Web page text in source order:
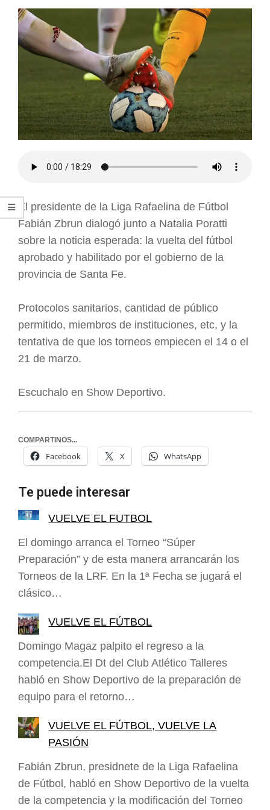
ARGENTINA
El presidente de la Liga Rafaelina de Fútbol
Fabián Zbrun dialogó junto a Natalia Poratti
sobre la noticia esperada: la vuelta del fútbol
aprobado y habilitado por el gobierno de la
provincia de Santa Fe.
Protocolos sanitarios, cantidad de público
permitido, miembros de instituciones, etc, y la
tentativa de que los torneos empiecen el 14 o el
21 de marzo.
Escuchalo en Show Deportivo.
COMPARTINOS...
Facebook X WhatsApp
Te puede interesar
VUELVE EL FUTBOL
El domingo arranca el Torneo “Súper
Preparación” y de esta manera arrancarán los
Torneos de la LRF. En la 1ª Fecha se jugará el
clásico…
VUELVE EL FÚTBOL
Domingo Magaz palpito el regreso a la
competencia.El Dt del Club Atlético Talleres
habló en Show Deportivo de la preparación de
equipo para el retorno…
VUELVE EL FÚTBOL, VUELVE LA
PASIÓN
Fabián Zbrun, presidnete de la Liga Rafaelina
de Fútbol, habló en Show Deportivo de la vuelta
de la competencia y la modificación del Torneo